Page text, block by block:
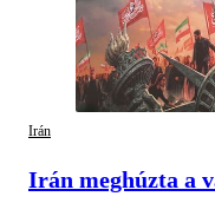
Irán
Irán meghúzta a